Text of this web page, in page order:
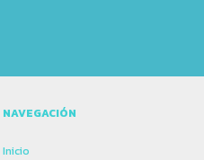
NAVEGACIÓN
Inicio